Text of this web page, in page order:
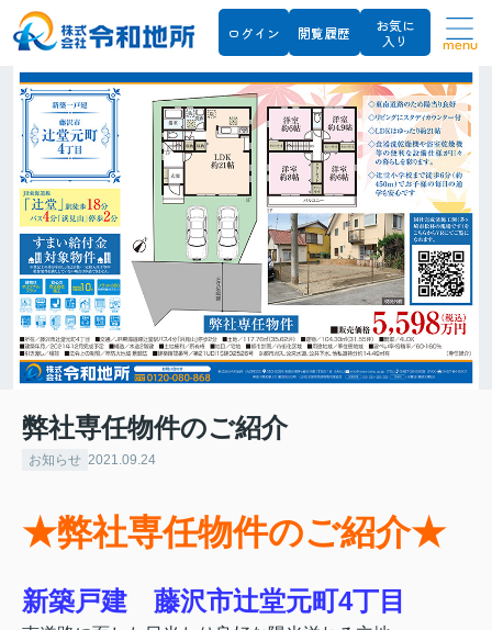
ログイン 閲覧履歴
お気に
入り
menu
弊社専任物件のご紹介
お知らせ 2021.09.24
★弊社専任物件のご紹介★
新築戸建 藤沢市辻堂元町4丁目